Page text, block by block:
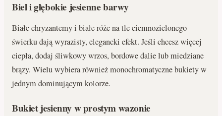
Biel i głębokie jesienne barwy
Białe chryzantemy i białe róże na tle ciemnozielonego
świerku dają wyrazisty, elegancki efekt. Jeśli chcesz więcej
ciepła, dodaj śliwkowy wrzos, bordowe dalie lub miedziane
brązy. Wielu wybiera również monochromatyczne bukiety w
jednym dominującym kolorze.
Bukiet jesienny w prostym wazonie